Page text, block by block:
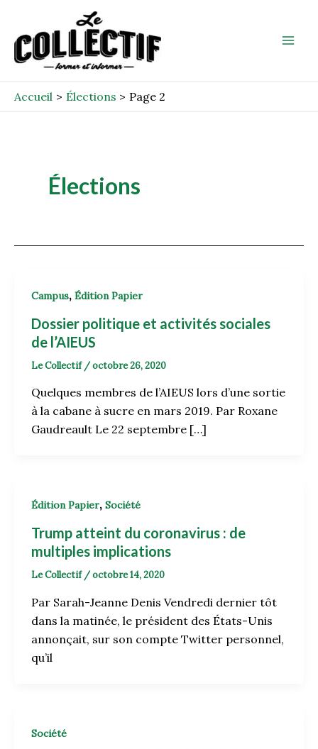
contenu
Accueil Élections Page 2
Élections
Campus, Édition Papier
Dossier politique et activités sociales
de l’AIEUS
Le Collectif /octobre 26, 2020
Quelques membres de l’AIEUS lors d’une sortie
à la cabane à sucre en mars 2019. Par Roxane
Gaudreault Le 22 septembre […]
Édition Papier, Société
Trump atteint du coronavirus : de
multiples implications
Le Collectif /octobre 14, 2020
Par Sarah-Jeanne Denis Vendredi dernier tôt
dans la matinée, le président des États-Unis
annonçait, sur son compte Twitter personnel,
qu’il
Société
pagination